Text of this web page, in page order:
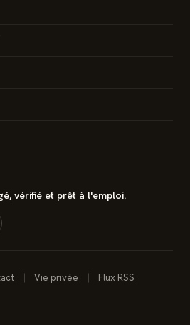
vérifié et prêt à l'emploi.
Vie privée Flux RSS